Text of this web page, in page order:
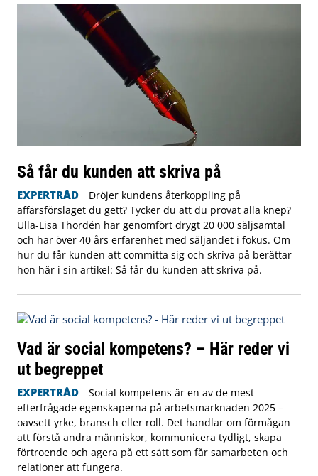
Så får du kunden att skriva på
EXPERTRÅD
Dröjer kundens återkoppling på
affärsförslaget du gett? Tycker du att du provat alla knep?
Ulla-Lisa Thordén har genomfört drygt 20 000 säljsamtal
och har över 40 års erfarenhet med säljandet i fokus. Om
hur du får kunden att committa sig och skriva på berättar
hon här i sin artikel: Så får du kunden att skriva på.
Vad är social kompetens? – Här reder vi
ut begreppet
EXPERTRÅD
Social kompetens är en av de mest
efterfrågade egenskaperna på arbetsmarknaden 2025 –
oavsett yrke, bransch eller roll. Det handlar om förmågan
att förstå andra människor, kommunicera tydligt, skapa
förtroende och agera på ett sätt som får samarbeten och
relationer att fungera.